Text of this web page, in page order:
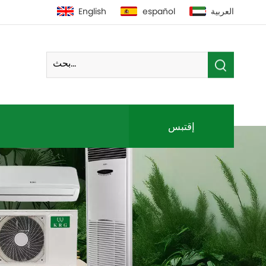
English español العربية
إقتبس